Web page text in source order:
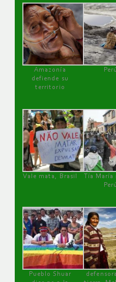
Amazonía
defiende su
territorio
Perú
Vale mata, Brasil
Tía María
Perú
Pueblo Shuar